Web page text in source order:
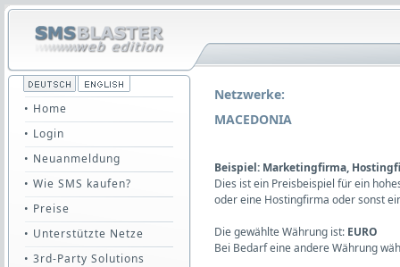
• Home
• Login
• Neuanmeldung
• Wie SMS kaufen?
• Preise
• Unterstützte Netze
• 3rd-Party Solutions
Netzwerke:
MACEDONIA
Beispiel: Marketingfirma,
Dies ist ein Preisbeispiel für ein
oder eine Hostingfirma oder sonst
Die gewählte Währung ist: EURO
Bei Bedarf eine andere Währung